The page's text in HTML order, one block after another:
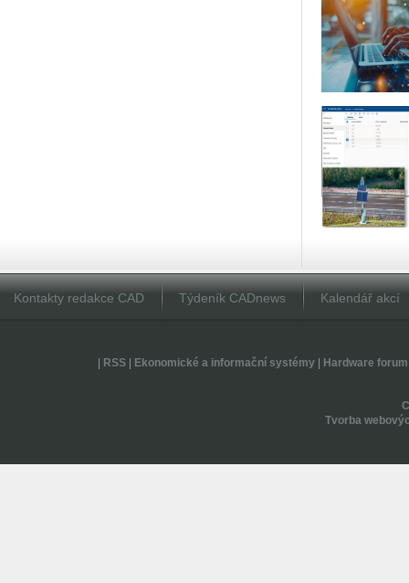
Kontakty redakce CAD Týdeník CADnews Kalendář akcí
RSS| Ekonomické a informační systémy| Hardware forum
Tvorba